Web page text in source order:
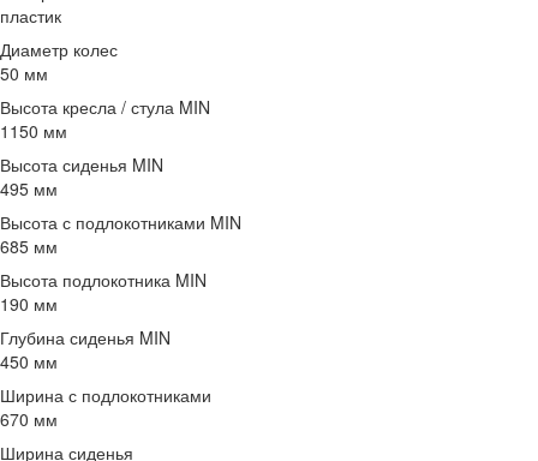
пластик
Диаметр колес
50 мм
Высота кресла / стула MIN
1150 мм
Высота сиденья MIN
495 мм
Высота с подлокотниками MIN
685 мм
Высота подлокотника MIN
190 мм
Глубина сиденья MIN
450 мм
Ширина с подлокотниками
670 мм
Ширина сиденья